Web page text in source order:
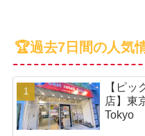
🏆過去7日間の人気
【ピッ
店】東
Tokyo